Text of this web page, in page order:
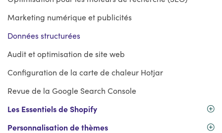
Marketing numérique et publicités
Données structurées
Audit et optimisation de site web
Configuration de la carte de chaleur Hotjar
Revue de la Google Search Console
Les Essentiels de Shopify
Personnalisation de thèmes